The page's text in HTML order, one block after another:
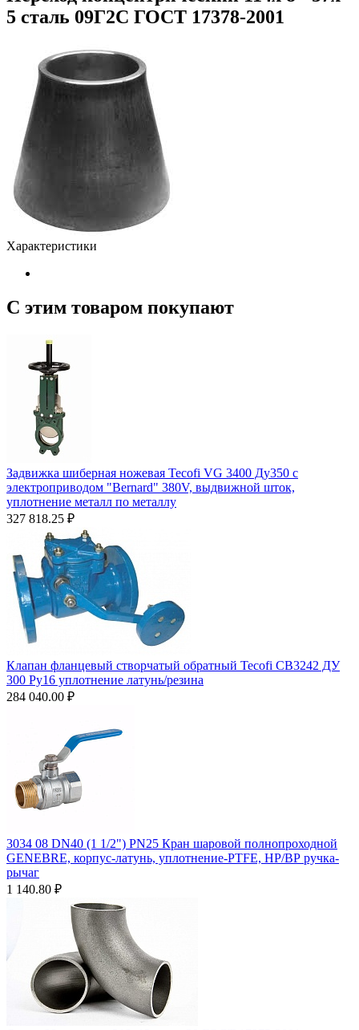
5 сталь 09Г2С ГОСТ 17378-2001
Характеристики
С этим товаром покупают
Задвижка шиберная ножевая Tecofi VG 3400 Ду350 с
электроприводом "Bernard" 380V, выдвижной шток,
уплотнение металл по металлу
327 818.25 ₽
Клапан фланцевый створчатый обратный Tecofi CB3242 ДУ
300 Ру16 уплотнение латунь/резина
284 040.00 ₽
3034 08 DN40 (1 1/2") PN25 Кран шаровой полнопроходной
GENEBRE, корпус-латунь, уплотнение-PTFE, НР/ВР ручка-
рычаг
1 140.80 ₽